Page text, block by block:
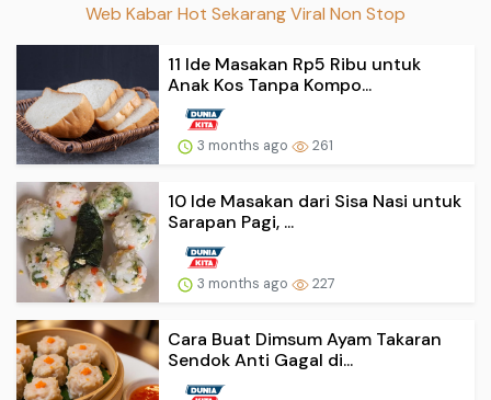
Web Kabar Hot Sekarang Viral Non Stop
11 Ide Masakan Rp5 Ribu untuk
Anak Kos Tanpa Kompo...
3 months ago 261
10 Ide Masakan dari Sisa Nasi untuk
Sarapan Pagi, ...
3 months ago 227
Cara Buat Dimsum Ayam Takaran
Sendok Anti Gagal di...